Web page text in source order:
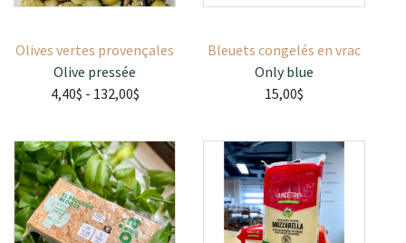
Olives vertes provençales
Olive pressée
4,40$ - 132,00$
Bleuets congelés en vrac
Only blue
15,00$